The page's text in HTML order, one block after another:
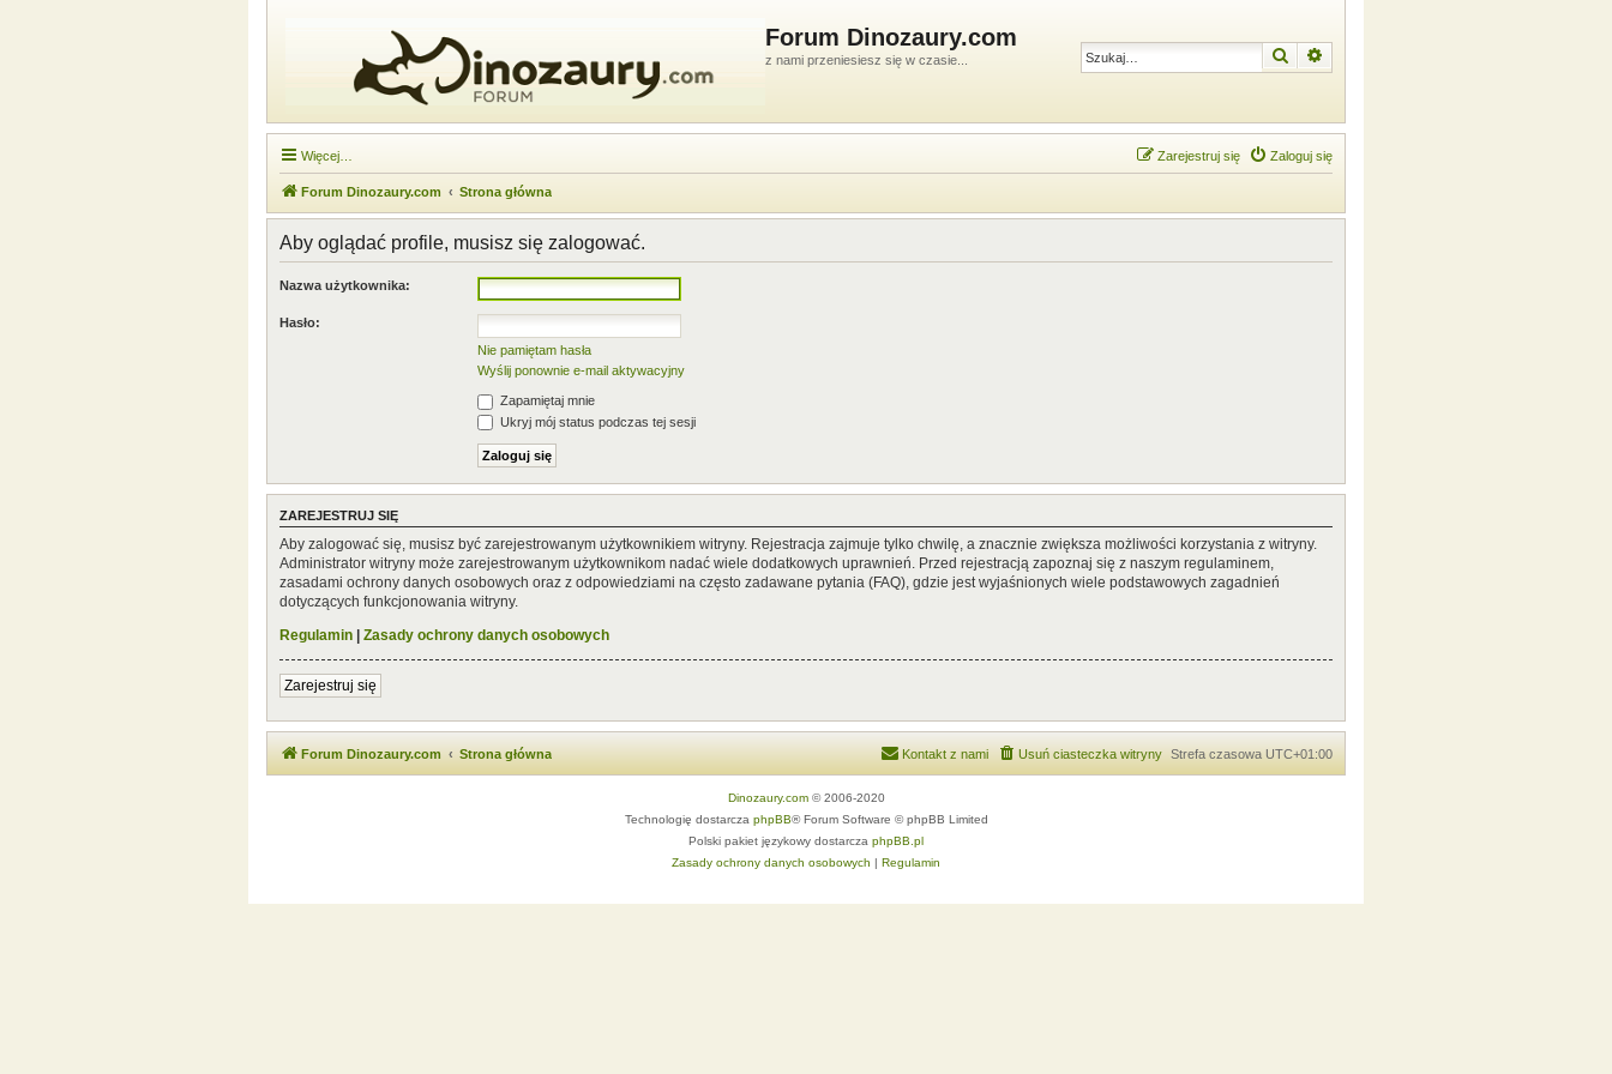
Forum Dinozaury.com
z nami przeniesiesz się w czasie... Szukaj
Więcej… Zaloguj się
Zarejestruj się
Forum Dinozaury.com Strona główna
Aby oglądać profile, musisz się zalogować.
Nazwa użytkownika:
Hasło:
Nie pamiętam hasła
Wyślij ponownie e-mail aktywacyjny
Zapamiętaj mnie
Ukryj mój status podczas tej sesji
ZAREJESTRUJ SIĘ
Aby zalogować się, musisz być zarejestrowanym użytkownikiem witryny. Rejestracja zajmuje tylko chwilę, a znacznie zwiększa możliwości korzystania z witryny.
Administrator witryny może zarejestrowanym użytkownikom nadać wiele dodatkowych uprawnień. Przed rejestracją zapoznaj się z naszym regulaminem,
zasadami ochrony danych osobowych oraz z odpowiedziami na często zadawane pytania (FAQ), gdzie jest wyjaśnionych wiele podstawowych zagadnień
dotyczących funkcjonowania witryny.
Regulamin | Zasady ochrony danych osobowych
Zarejestruj się
Forum Dinozaury.com Strona główna Strefa czasowa UTC+01:00
Usuń ciasteczka witryny
Kontakt z nami
Dinozaury.com© 2006-2020
Technologię dostarcza phpBB® Forum Software © phpBB Limited
Polski pakiet językowy dostarcza phpBB.pl
Zasady ochrony danych osobowych | Regulamin